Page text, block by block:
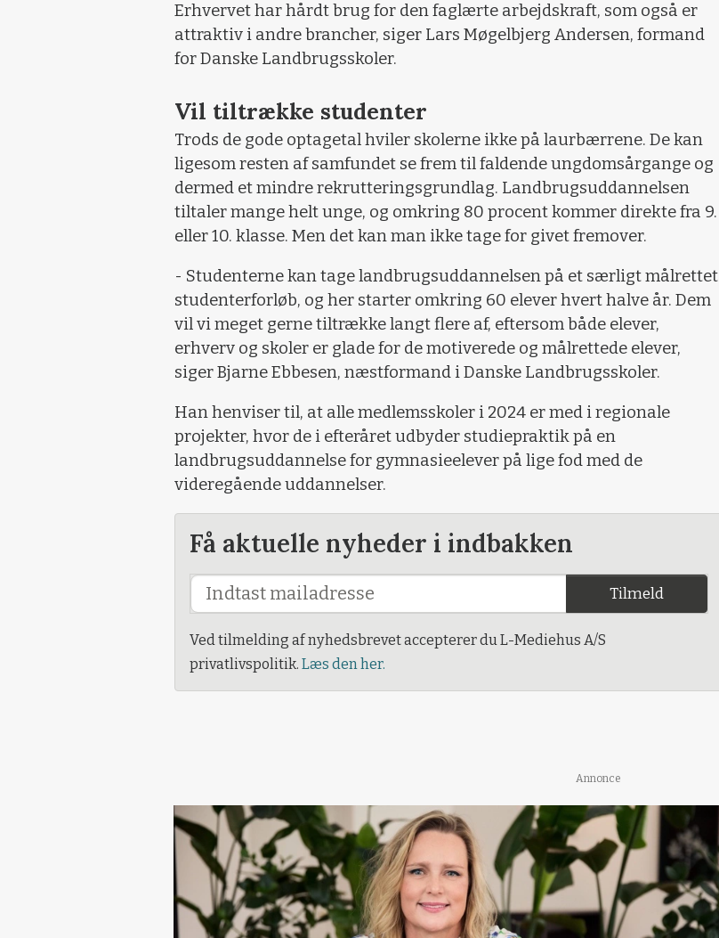
Erhvervet har hårdt brug for den faglærte arbejdskraft, som også er
attraktiv i andre brancher, siger Lars Møgelbjerg Andersen, formand
for Danske Landbrugsskoler.
Vil tiltrække studenter
Trods de gode optagetal hviler skolerne ikke på laurbærrene. De kan
ligesom resten af samfundet se frem til faldende ungdomsårgange og
dermed et mindre rekrutteringsgrundlag. Landbrugsuddannelsen
tiltaler mange helt unge, og omkring 80 procent kommer direkte fra 9.
eller 10. klasse. Men det kan man ikke tage for givet fremover.
- Studenterne kan tage landbrugsuddannelsen på et særligt målrettet
studenterforløb, og her starter omkring 60 elever hvert halve år. Dem
vil vi meget gerne tiltrække langt flere af, eftersom både elever,
erhverv og skoler er glade for de motiverede og målrettede elever,
siger Bjarne Ebbesen, næstformand i Danske Landbrugsskoler.
Han henviser til, at alle medlemsskoler i 2024 er med i regionale
projekter, hvor de i efteråret udbyder studiepraktik på en
landbrugsuddannelse for gymnasieelever på lige fod med de
videregående uddannelser.
Få aktuelle nyheder i indbakken
Tilmeld
Ved tilmelding af nyhedsbrevet accepterer du L-Mediehus A/S
privatlivspolitik. Læs den her.
Annonce